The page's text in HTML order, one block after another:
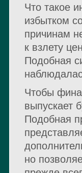
Что такое
избытком
причинам
к взлету
Подобная
Чтобы
выпускает
Подобная
но